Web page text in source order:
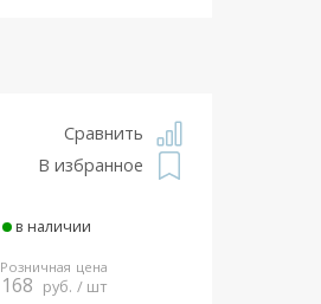
Сравнить
В избранное
в наличии
Розничная цена
168 руб. / шт